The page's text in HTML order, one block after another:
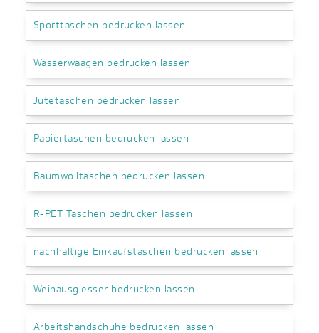
Sporttaschen bedrucken lassen
Wasserwaagen bedrucken lassen
Jutetaschen bedrucken lassen
Papiertaschen bedrucken lassen
Baumwolltaschen bedrucken lassen
R-PET Taschen bedrucken lassen
nachhaltige Einkaufstaschen bedrucken lassen
Weinausgiesser bedrucken lassen
Arbeitshandschuhe bedrucken lassen